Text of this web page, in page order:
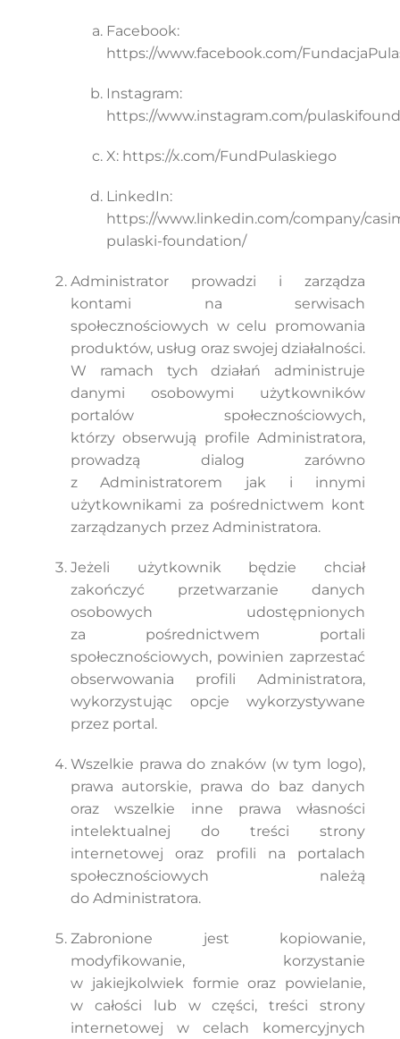
Facebook:
https://www.facebook.com/
Instagram:
https://www.instagram.com/
X: https://x.com/FundPulaskiego
LinkedIn:
https://www.linkedin.com/company/
pulaski-foundation/
Administrator prowadzi i zarządza
kontami na serwisach
społecznościowych w celu promowania
produktów, usług oraz swojej działalności.
W ramach tych działań administruje
danymi osobowymi użytkowników
portalów społecznościowych,
którzy obserwują profile Administratora,
prowadzą dialog zarówno
z Administratorem jak i innymi
użytkownikami za pośrednictwem kont
zarządzanych przez Administratora.
Jeżeli użytkownik będzie chciał
zakończyć przetwarzanie danych
osobowych udostępnionych
za pośrednictwem portali
społecznościowych, powinien zaprzestać
obserwowania profili Administratora,
wykorzystując opcje wykorzystywane
przez portal.
Wszelkie prawa do znaków (w tym logo),
prawa autorskie, prawa do baz danych
oraz wszelkie inne prawa własności
intelektualnej do treści strony
internetowej oraz profili na portalach
społecznościowych należą
do Administratora.
Zabronione jest kopiowanie,
modyfikowanie, korzystanie
w jakiejkolwiek formie oraz powielanie,
w całości lub w części, treści strony
internetowej w celach komercyjnych